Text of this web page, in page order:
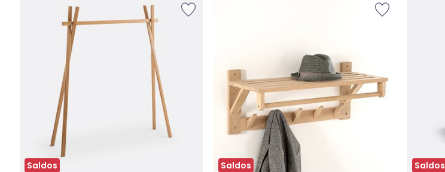
Saldos Saldos Saldos